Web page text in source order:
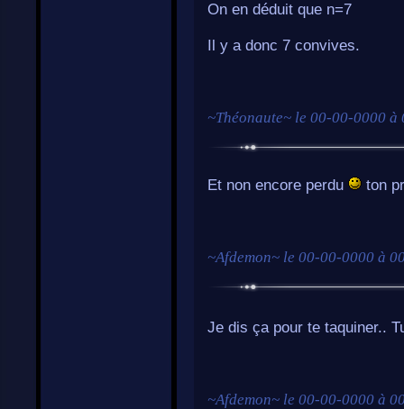
On en déduit que n=7
Il y a donc 7 convives.
~Théonaute~ le 00-00-0000 à
Et non encore perdu ton
~Afdemon~ le 00-00-0000 à
Je dis ça pour te taquiner..
~Afdemon~ le 00-00-0000 à